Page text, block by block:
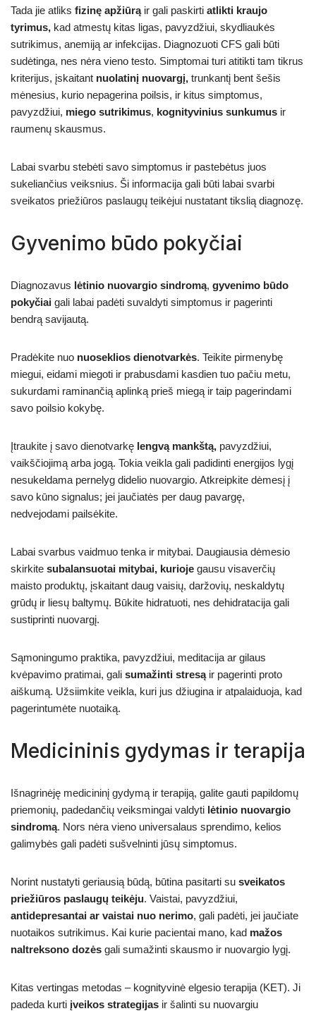
Tada jie atliks fizinę apžiūrąir gali paskirti atlikti kraujo
tyrimus, kad atmestų kitas ligas, pavyzdžiui, skydliaukės
sutrikimus, anemiją ar infekcijas. Diagnozuoti CFS gali būti
sudėtinga, nes nėra vieno testo. Simptomai turi atitikti tam tikrus
kriterijus, įskaitant nuolatinį nuovargį, trunkantį bent šešis
mėnesius, kurio nepagerina poilsis, ir kitus simptomus,
pavyzdžiui, miego sutrikimus, kognityvinius sunkumus ir
raumenų skausmus.
Labai svarbu stebėti savo simptomus ir pastebėtus juos
sukeliančius veiksnius. Ši informacija gali būti labai svarbi
sveikatos priežiūros paslaugų teikėjui nustatant tikslią diagnozę.
Gyvenimo būdo pokyčiai
Diagnozavus lėtinio nuovargio sindromą, gyvenimo būdo
pokyčiai gali labai padėti suvaldyti simptomus ir pagerinti
bendrą savijautą.
Pradėkite nuo nuoseklios dienotvarkės. Teikite pirmenybę
miegui, eidami miegoti ir prabusdami kasdien tuo pačiu metu,
sukurdami raminančią aplinką prieš miegą ir taip pagerindami
savo poilsio kokybę.
Įtraukite į savo dienotvarkę lengvą mankštą, pavyzdžiui,
vaikščiojimą arba jogą. Tokia veikla gali padidinti energijos lygį
nesukeldama pernelyg didelio nuovargio. Atkreipkite dėmesį į
savo kūno signalus; jei jaučiatės per daug pavargę,
nedvejodami pailsėkite.
Labai svarbus vaidmuo tenka ir mitybai. Daugiausia dėmesio
skirkite subalansuotai mitybai, kurioje gausu visaverčių
maisto produktų, įskaitant daug vaisių, daržovių, neskaldytų
grūdų ir liesų baltymų. Būkite hidratuoti, nes dehidratacija gali
sustiprinti nuovargį.
Sąmoningumo praktika, pavyzdžiui, meditacija ar gilaus
kvėpavimo pratimai, gali sumažinti stresąir pagerinti proto
aiškumą. Užsiimkite veikla, kuri jus džiugina ir atpalaiduoja, kad
pagerintumėte nuotaiką.
Medicininis gydymas ir terapija
Išnagrinėję medicininį gydymą ir terapiją, galite gauti papildomų
priemonių, padedančių veiksmingai valdyti lėtinio nuovargio
sindromą. Nors nėra vieno universalaus sprendimo, kelios
galimybės gali padėti sušvelninti jūsų simptomus.
Norint nustatyti geriausią būdą, būtina pasitarti su sveikatos
priežiūros paslaugų teikėju. Vaistai, pavyzdžiui,
antidepresantai ar vaistai nuo nerimo, gali padėti, jei jaučiate
nuotaikos sutrikimus. Kai kurie pacientai mano, kad mažos
naltreksono dozės gali sumažinti skausmo ir nuovargio lygį.
Kitas vertingas metodas – kognityvinė elgesio terapija (KET). Ji
padeda kurti įveikos strategijas ir šalinti su nuovargiu